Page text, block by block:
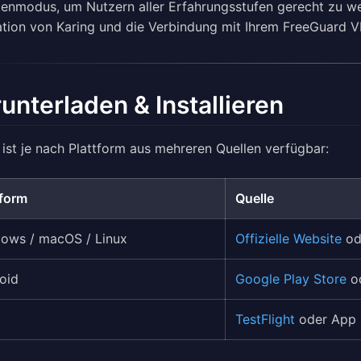
um Nutzern aller Erfahrungsstufen gerecht zu
von Karing und die Verbindung mit Ihrem FreeGuard
& Installieren
je nach Plattform aus mehreren Quellen verfügbar:
Quelle
/ macOS / Linux Offizielle Website
Google Play Store
TestFlight oder App